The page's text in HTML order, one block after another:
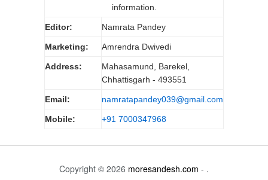
information.
Editor: Namrata Pandey
Marketing: Amrendra Dwivedi
Address:
Mahasamund, Barekel,
Chhattisgarh - 493551
Email: namratapandey039@gmail.com
Mobile: +91 7000347968
Copyright © 2026 moresandesh.com - .